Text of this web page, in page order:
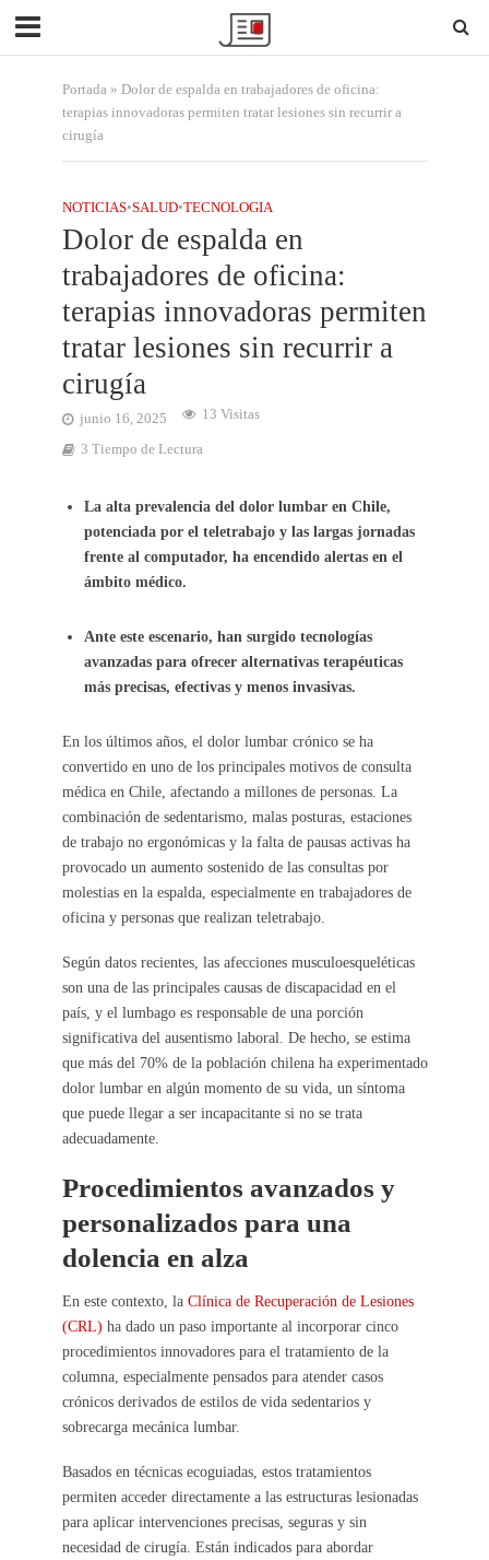
Portada» Dolor de espalda en trabajadores de oficina:
terapias innovadoras permiten tratar lesiones sin recurrir a
cirugía
NOTICIAS•SALUD•TECNOLOGIA
Dolor de espalda en
trabajadores de oficina:
terapias innovadoras permiten
tratar lesiones sin recurrir a
cirugía
junio 16, 2025 13 Visitas
3 Tiempo de Lectura
La alta prevalencia del dolor lumbar en Chile,
potenciada por el teletrabajo y las largas jornadas
frente al computador, ha encendido alertas en el
ámbito médico.
Ante este escenario, han surgido tecnologías
avanzadas para ofrecer alternativas terapéuticas
más precisas, efectivas y menos invasivas.
En los últimos años, el dolor lumbar crónico se ha
convertido en uno de los principales motivos de consulta
médica en Chile, afectando a millones de personas. La
combinación de sedentarismo, malas posturas, estaciones
de trabajo no ergonómicas y la falta de pausas activas ha
provocado un aumento sostenido de las consultas por
molestias en la espalda, especialmente en trabajadores de
oficina y personas que realizan teletrabajo.
Según datos recientes, las afecciones musculoesqueléticas
son una de las principales causas de discapacidad en el
país, y el lumbago es responsable de una porción
significativa del ausentismo laboral. De hecho, se estima
que más del 70% de la población chilena ha experimentado
dolor lumbar en algún momento de su vida, un síntoma
que puede llegar a ser incapacitante si no se trata
adecuadamente.
Procedimientos avanzados y
personalizados para una
dolencia en alza
En este contexto, la Clínica de Recuperación de Lesiones
(CRL) ha dado un paso importante al incorporar cinco
procedimientos innovadores para el tratamiento de la
columna, especialmente pensados para atender casos
crónicos derivados de estilos de vida sedentarios y
sobrecarga mecánica lumbar.
Basados en técnicas ecoguiadas, estos tratamientos
permiten acceder directamente a las estructuras lesionadas
para aplicar intervenciones precisas, seguras y sin
necesidad de cirugía. Están indicados para abordar